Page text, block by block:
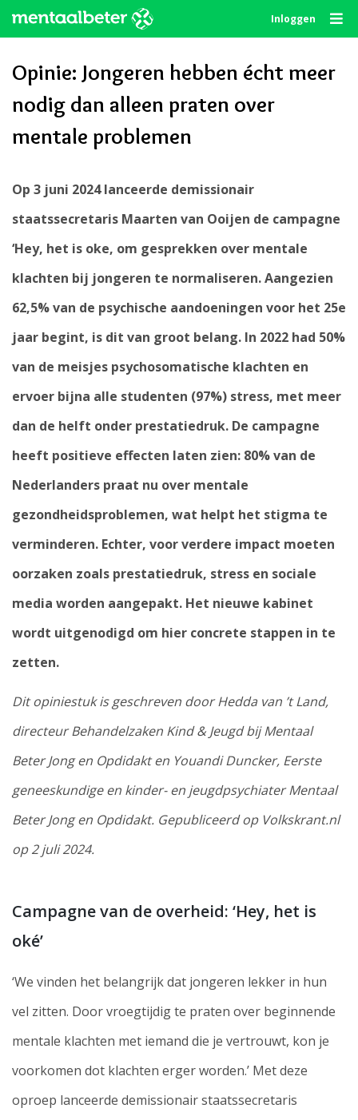
content
Inloggen
Opinie: Jongeren hebben écht meer
nodig dan alleen praten over
mentale problemen
Op 3 juni 2024 lanceerde demissionair
staatssecretaris Maarten van Ooijen de campagne
‘Hey, het is oke, om gesprekken over mentale
klachten bij jongeren te normaliseren. Aangezien
62,5% van de psychische aandoeningen voor het 25e
jaar begint, is dit van groot belang. In 2022 had 50%
van de meisjes psychosomatische klachten en
ervoer bijna alle studenten (97%) stress, met meer
dan de helft onder prestatiedruk. De campagne
heeft positieve effecten laten zien: 80% van de
Nederlanders praat nu over mentale
gezondheidsproblemen, wat helpt het stigma te
verminderen. Echter, voor verdere impact moeten
oorzaken zoals prestatiedruk, stress en sociale
media worden aangepakt. Het nieuwe kabinet
wordt uitgenodigd om hier concrete stappen in te
zetten.
Dit opiniestuk is geschreven door Hedda van ’t Land,
directeur Behandelzaken Kind & Jeugd bij Mentaal
Beter Jong en Opdidakt en Youandi Duncker, Eerste
geneeskundige en kinder- en jeugdpsychiater Mentaal
Beter Jong en Opdidakt. Gepubliceerd op Volkskrant.nl
op 2 juli 2024.
Campagne van de overheid: ‘Hey, het is
oké’
‘We vinden het belangrijk dat jongeren lekker in hun
vel zitten. Door vroegtijdig te praten over beginnende
mentale klachten met iemand die je vertrouwt, kon je
voorkomen dot klachten erger worden.’ Met deze
oproep lanceerde demissionair staatssecretaris